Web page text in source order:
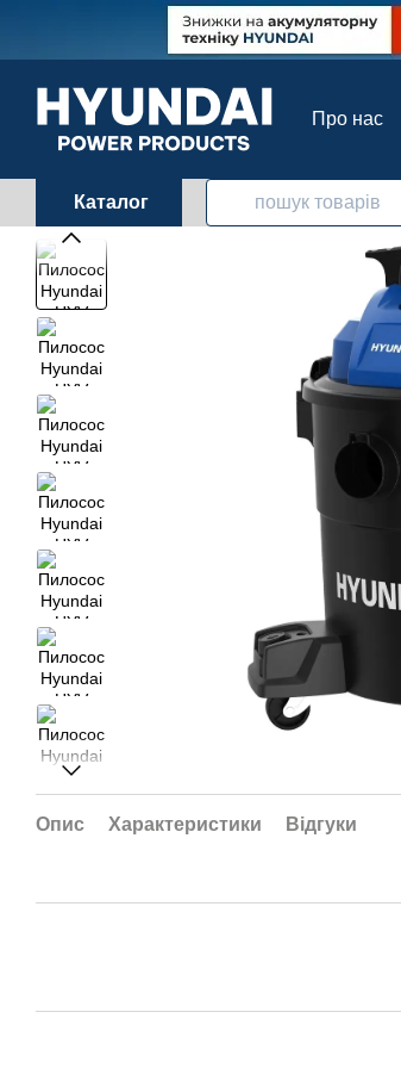
Перейти до основного контенту
Про нас
Каталог
Опис Характеристики Відгуки